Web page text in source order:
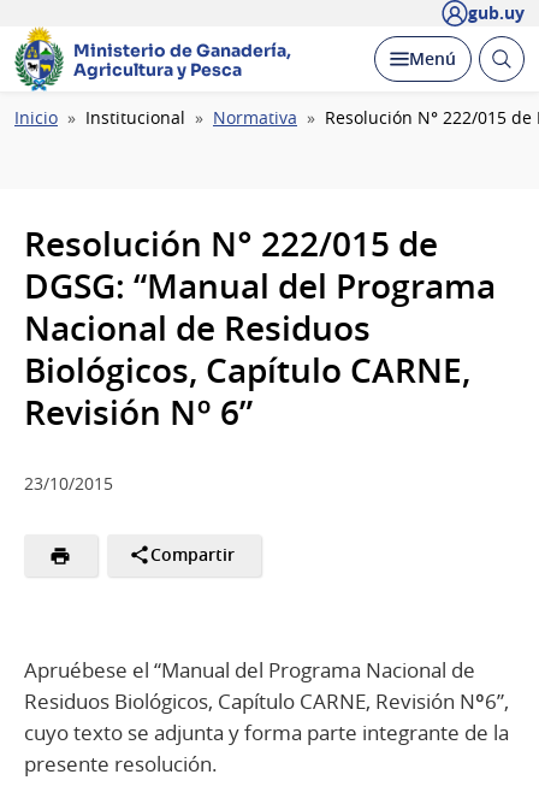
gub.uy
Ministerio de Ganadería,
Agricultura y Pesca
Desplegar
Menú Abrir
Ruta
Inicio Institucional Normativa Resolución N° 222/015 de
Resolución N° 222/015 de
DGSG: “Manual del Programa
Nacional de Residuos
Biológicos, Capítulo CARNE,
Revisión Nº 6”
23/10/2015
Compartir
Apruébese el “Manual del Programa Nacional de
Residuos Biológicos, Capítulo CARNE, Revisión Nº6”,
cuyo texto se adjunta y forma parte integrante de la
presente resolución.